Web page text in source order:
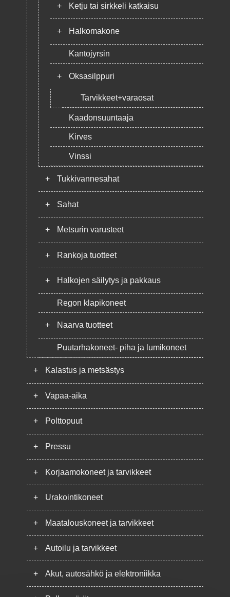
+ Ketju tai sirkkeli katkaisu
+ Halkomakone
Kantojyrsin
+ Oksasilppuri
Tarvikkeet+varaosat
Kaadonsuuntaaja
Kirves
Vinssi
+ Tukkivannesahat
+ Sahat
+ Metsurin varusteet
+ Rankoja tuotteet
+ Halkojen säilytys ja pakkaus
Regon klapikoneet
+ Naarva tuotteet
Puutarhakoneet- piha ja lumikoneet
+ Kalastus ja metsästys
+ Vapaa-aika
+ Polttopuut
+ Pressu
+ Korjaamokoneet ja tarvikkeet
+ Urakointikoneet
+ Maatalouskoneet ja tarvikkeet
+ Autoilu ja tarvikkeet
+ Akut, autosähkö ja elektroniikka